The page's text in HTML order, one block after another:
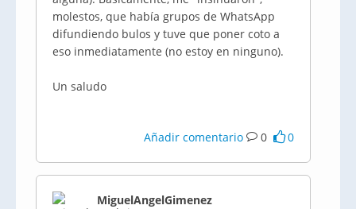
molestos, que había grupos de WhatsApp
difundiendo bulos y tuve que poner coto a
eso inmediatamente (no estoy en ninguno).
Un saludo
Añadir comentario 0 0
MiguelAngelGimenez